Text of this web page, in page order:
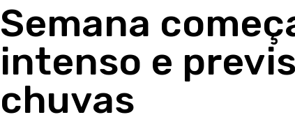
Semana
intenso e
chuvas